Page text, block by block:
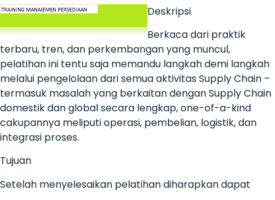
Deskripsi
Berkaca dari praktik
terbaru, tren, dan perkembangan yang muncul,
pelatihan ini tentu saja memandu langkah demi langkah
melalui pengelolaan dari semua aktivitas Supply Chain –
termasuk masalah yang berkaitan dengan Supply Chain
domestik dan global secara lengkap, one-of-a-kind
cakupannya meliputi operasi, pembelian, logistik, dan
integrasi proses.
Tujuan
Setelah menyelesaikan pelatihan diharapkan dapat